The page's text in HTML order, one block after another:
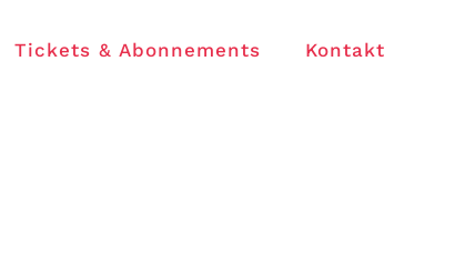
Tickets & Abonnements Kontakt